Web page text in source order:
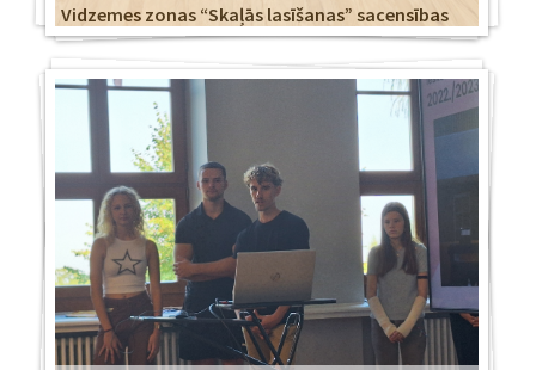
Vidzemes zonas “Skaļās lasīšanas” sacensības